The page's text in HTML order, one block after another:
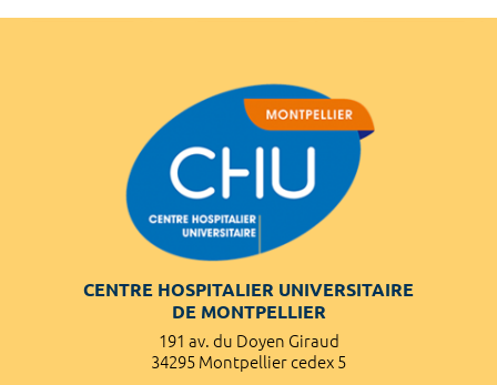
CENTRE HOSPITALIER UNIVERSITAIRE
DE MONTPELLIER
191 av. du Doyen Giraud
34295 Montpellier cedex 5